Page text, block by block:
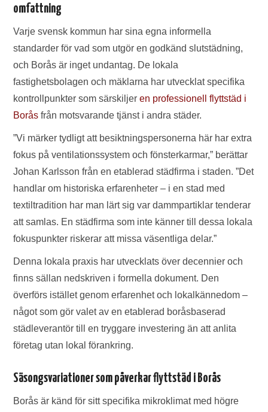
omfattning
Varje svensk kommun har sina egna informella
standarder för vad som utgör en godkänd slutstädning,
och Borås är inget undantag. De lokala
fastighetsbolagen och mäklarna har utvecklat specifika
kontrollpunkter som särskiljeren professionell flyttstäd i
Borås från motsvarande tjänst i andra städer.
”Vi märker tydligt att besiktningspersonerna här har extra
fokus på ventilationssystem och fönsterkarmar,” berättar
Johan Karlsson från en etablerad städfirma i staden. ”Det
handlar om historiska erfarenheter – i en stad med
textiltradition har man lärt sig var dammpartiklar tenderar
att samlas. En städfirma som inte känner till dessa lokala
fokuspunkter riskerar att missa väsentliga delar.”
Denna lokala praxis har utvecklats över decennier och
finns sällan nedskriven i formella dokument. Den
överförs istället genom erfarenhet och lokalkännedom –
något som gör valet av en etablerad boråsbaserad
städleverantör till en tryggare investering än att anlita
företag utan lokal förankring.
Säsongsvariationer som påverkar flyttstäd i Borås
Borås är känd för sitt specifika mikroklimat med högre